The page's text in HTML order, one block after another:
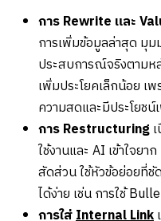
การ Rewrite และ
การเพิ่มข้อมูลล่าสุด มุ
ประสบการณ์จริงตามห
เพิ่มประโยคเล็กน้อย เ
ความสดและมีประโยช
การ Restructuring
ใช้งานและ AI เข้าใจย
สัดส่วน ใช้หัวข้อย่อยที่ชั
ได้ง่าย เช่น การใช้
การใส่Internal Link